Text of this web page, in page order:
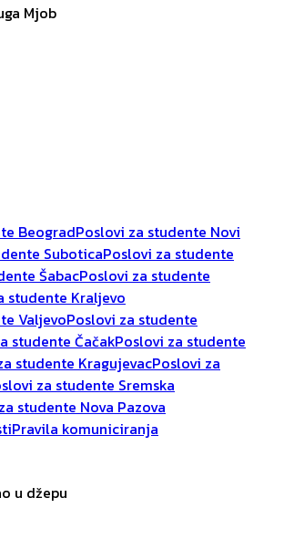
Mjob
BeogradPoslovi za studente Novi
SuboticaPoslovi za studente
ŠabacPoslovi za studente
studente Kraljevo
ValjevoPoslovi za studente
studente ČačakPoslovi za studente
studente KragujevacPoslovi za
za studente Sremska
studente Nova Pazova
Pravila komuniciranja
u džepu